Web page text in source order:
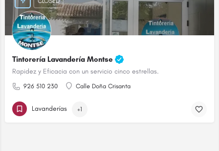
Tintorería Lavandería Montse
Rapidez y Eficacia con un servicio cinco estrellas.
926 510 230 Calle Doña Crisanta
Lavanderías +1